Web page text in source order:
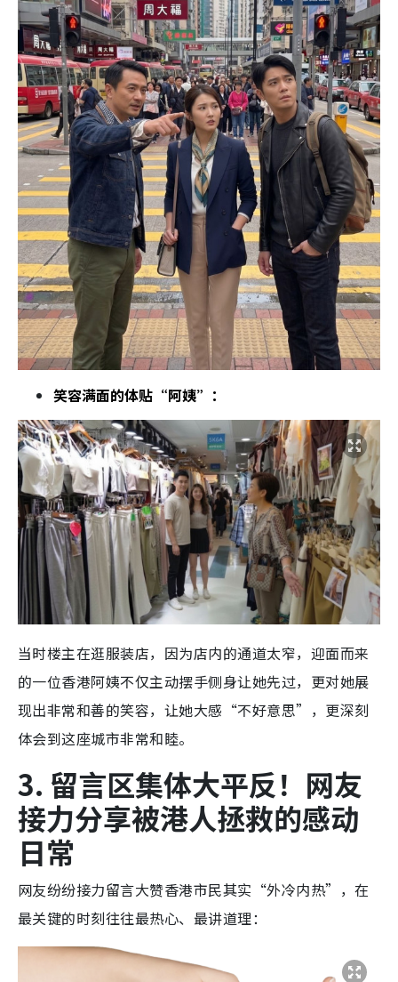
笑容满面的体贴“阿姨”：
当时楼主在逛服装店，因为店内的通道太窄，迎面而来
的一位香港阿姨不仅主动摆手侧身让她先过，更对她展
现出非常和善的笑容，让她大感“不好意思”，更深刻
体会到这座城市非常和睦。
3. 留言区集体大平反！网友
接力分享被港人拯救的感动
日常
网友纷纷接力留言大赞香港市民其实“外冷内热”，在
最关键的时刻往往最热心、最讲道理：